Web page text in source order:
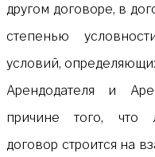
другом договоре, в
степенью
условий,
Арендодателя и
причине того, что
договор строится на